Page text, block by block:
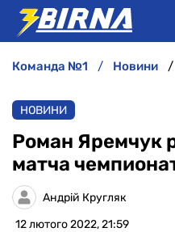
АНАЛІТИКА
ІНТЕРВ'Ю
РІЗНЕ
команда №1 новини
НОВИНИ
Роман Яремчук
матча
Андрій Кругляк
12 лютого 2022, 21:59